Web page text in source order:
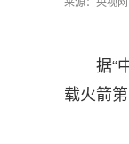
来源：央视网
据“
载火箭